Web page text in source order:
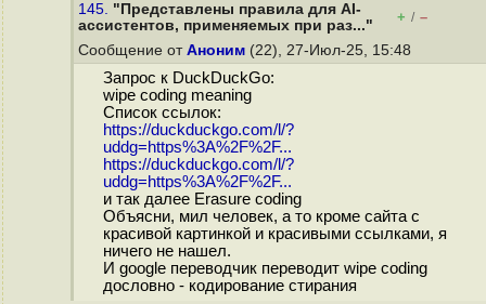
145. "Представлены правила для AI-
ассистентов, применяемых при раз..."
+ / –
Сообщение от Аноним (22), 27-Июл-25, 15:48
Запрос к DuckDuckGo:
wipe coding meaning
Список ссылок:
https://duckduckgo.com/l/?
uddg=https%3A%2F%2F...
https://duckduckgo.com/l/?
uddg=https%3A%2F%2F...
и так далее Erasure coding
Объясни, мил человек, а то кроме сайта с
красивой картинкой и красивыми ссылками, я
ничего не нашел.
И google переводчик переводит wipe coding
дословно - кодирование стирания